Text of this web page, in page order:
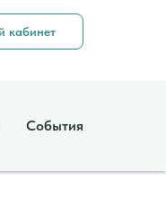
кабинет
События